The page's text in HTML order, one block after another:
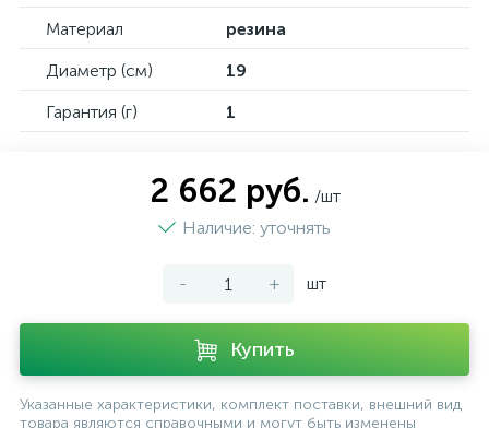
Материал
резина
Диаметр (см)
19
Гарантия (г)
1
2 662 руб. /шт
Наличие: уточнять
- + шт
Купить
Указанные характеристики, комплект поставки, внешний вид
товара являются справочными и могут быть изменены